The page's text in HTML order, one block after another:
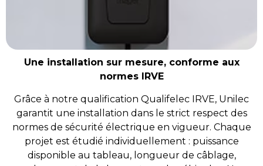
Une installation sur mesure, conforme aux
normes IRVE
Grâce à notre qualification Qualifelec IRVE, Unilec
garantit une installation dans le strict respect des
normes de sécurité électrique en vigueur. Chaque
projet est étudié individuellement : puissance
disponible au tableau, longueur de câblage,